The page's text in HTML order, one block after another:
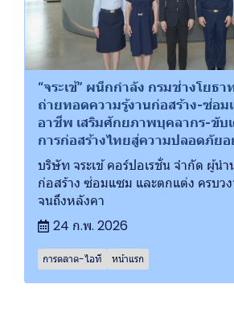
“จระเข้” ผนึกกำลัง กรมช่างโยธา
ถ่ายทอดความรู้งานก่อสร้าง-ซ่อ
อาชีพ เสริมศักยภาพบุคลากร-ขับ
การก่อสร้างไทยสู่ความปลอดภัย
บริษัท จระเข้ คอร์ปอเรชั่น จำกัด ผู้นำ
ก่อสร้าง ซ่อมแซม และตกแต่ง ครบว
จนถึงหลังคา
24 ก.พ. 2026
การตลาด-ไอที หน้าแรก